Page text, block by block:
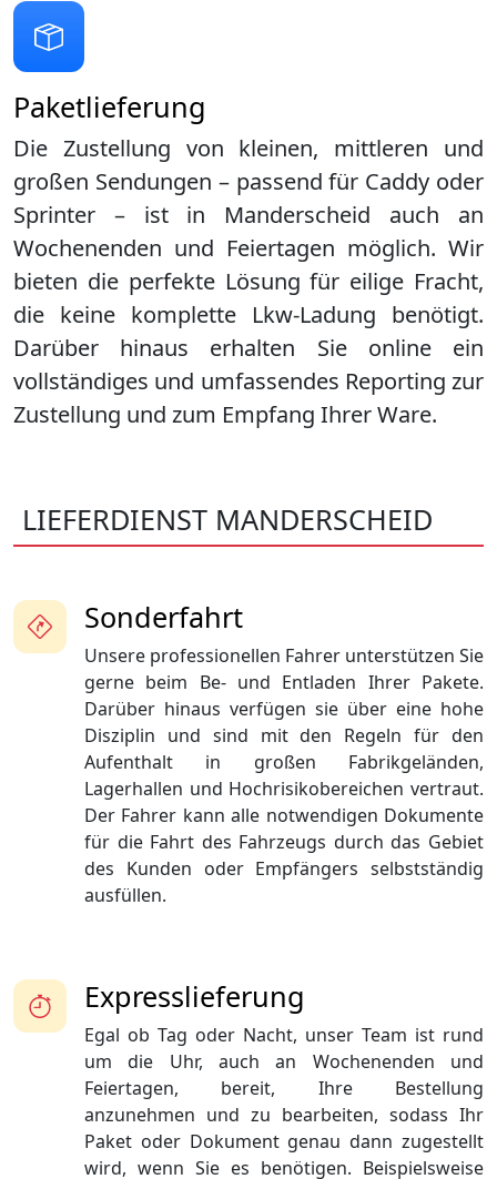
Paketlieferung
Die Zustellung von kleinen, mittleren und
großen Sendungen – passend für Caddy oder
Sprinter – ist in Manderscheid auch an
Wochenenden und Feiertagen möglich. Wir
bieten die perfekte Lösung für eilige Fracht,
die keine komplette Lkw-Ladung benötigt.
Darüber hinaus erhalten Sie online ein
vollständiges und umfassendes Reporting zur
Zustellung und zum Empfang Ihrer Ware.
LIEFERDIENST MANDERSCHEID
Sonderfahrt
Unsere professionellen Fahrer unterstützen Sie
gerne beim Be- und Entladen Ihrer Pakete.
Darüber hinaus verfügen sie über eine hohe
Disziplin und sind mit den Regeln für den
Aufenthalt in großen Fabrikgeländen,
Lagerhallen und Hochrisikobereichen vertraut.
Der Fahrer kann alle notwendigen Dokumente
für die Fahrt des Fahrzeugs durch das Gebiet
des Kunden oder Empfängers selbstständig
ausfüllen.
Expresslieferung
Egal ob Tag oder Nacht, unser Team ist rund
um die Uhr, auch an Wochenenden und
Feiertagen, bereit, Ihre Bestellung
anzunehmen und zu bearbeiten, sodass Ihr
Paket oder Dokument genau dann zugestellt
wird, wenn Sie es benötigen. Beispielsweise